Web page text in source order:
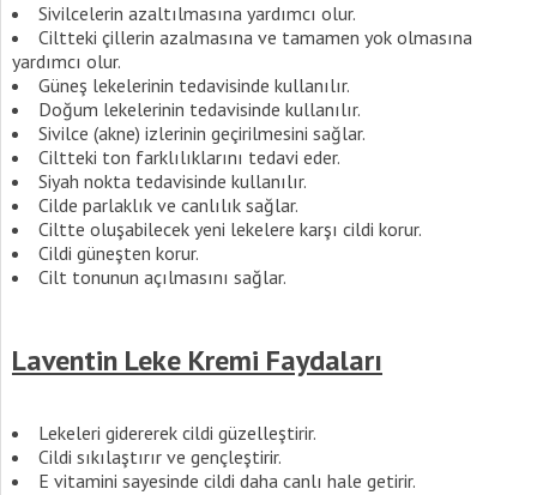
Sivilcelerin azaltılmasına yardımcı olur.
Ciltteki çillerin azalmasına ve tamamen yok olmasına
yardımcı olur.
Güneş lekelerinin tedavisinde kullanılır.
Doğum lekelerinin tedavisinde kullanılır.
Sivilce (akne) izlerinin geçirilmesini sağlar.
Ciltteki ton farklılıklarını tedavi eder.
Siyah nokta tedavisinde kullanılır.
Cilde parlaklık ve canlılık sağlar.
Ciltte oluşabilecek yeni lekelere karşı cildi korur.
Cildi güneşten korur.
Cilt tonunun açılmasını sağlar.
Laventin Leke Kremi Faydaları
Lekeleri gidererek cildi güzelleştirir.
Cildi sıkılaştırır ve gençleştirir.
E vitamini sayesinde cildi daha canlı hale getirir.